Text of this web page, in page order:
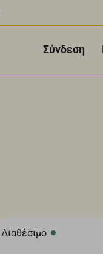
Σύνδεση
Διαθέσιμο